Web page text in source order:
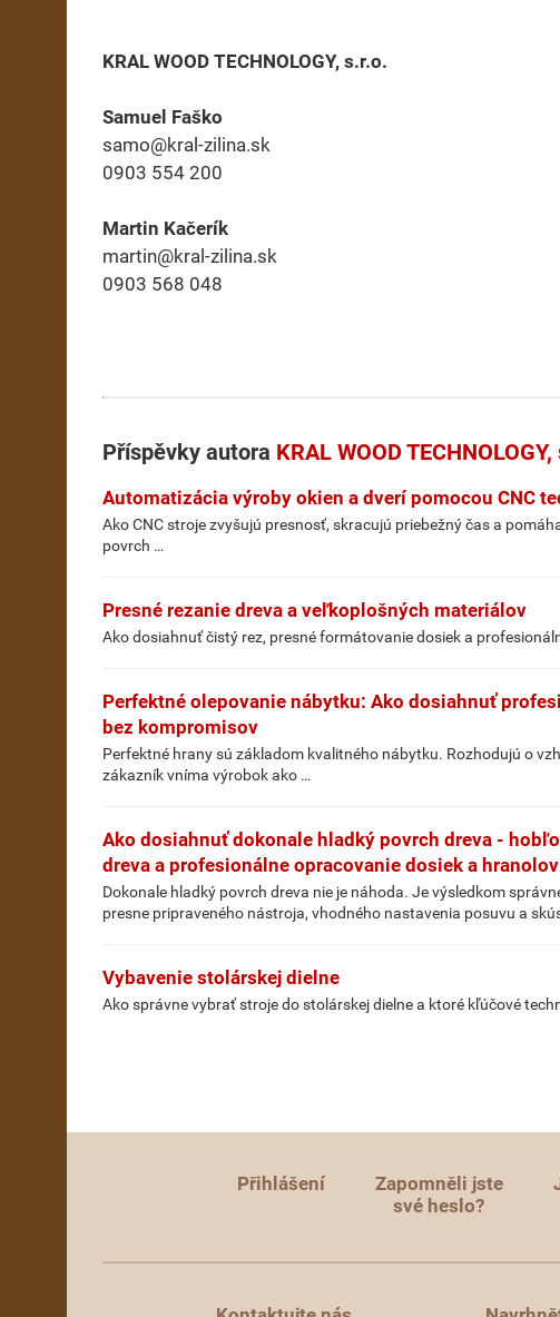
KRAL WOOD TECHNOLOGY, s.r.o.
Samuel Faško
samo@kral-zilina.sk
0903 554 200
Martin Kačerík
martin@kral-zilina.sk
0903 568 048
Příspěvky autora KRAL WOOD
Automatizácia výroby okien a dverí pomocou CNC
Ako CNC stroje zvyšujú presnosť, skracujú priebežný čas a
povrch …
Presné rezanie dreva a veľkoplošných materiálov
Ako dosiahnuť čistý rez, presné formátovanie dosiek a
Perfektné olepovanie nábytku: Ako dosiahnuť
bez kompromisov
Perfektné hrany sú základom kvalitného nábytku. Rozhodujú o
zákazník vníma výrobok ako …
Ako dosiahnuť dokonale hladký povrch dreva -
dreva a profesionálne opracovanie dosiek a hranolov
Dokonale hladký povrch dreva nie je náhoda. Je výsledkom
presne pripraveného nástroja, vhodného nastavenia posuvu a
Vybavenie stolárskej dielne
Ako správne vybrať stroje do stolárskej dielne a ktoré kľúčové
Přihlášení
Zapomněli jste
své heslo?